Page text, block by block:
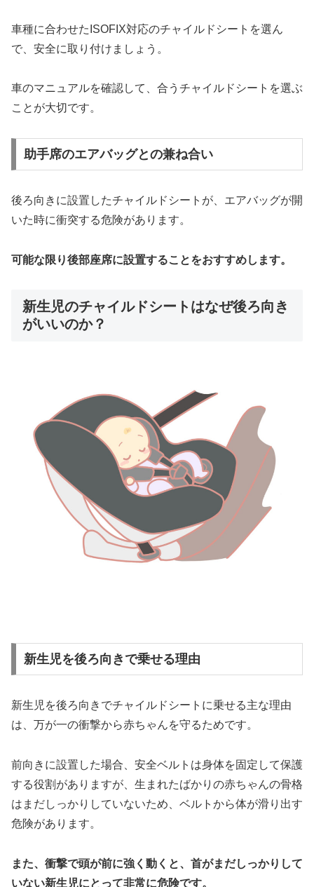
車種に合わせたISOFIX対応のチャイルドシートを選ん
で、安全に取り付けましょう。
車のマニュアルを確認して、合うチャイルドシートを選ぶ
ことが大切です。
助手席のエアバッグとの兼ね合い
後ろ向きに設置したチャイルドシートが、エアバッグが開
いた時に衝突する危険があります。
可能な限り後部座席に設置することをおすすめします。
新生児のチャイルドシートはなぜ後ろ向き
がいいのか？
新生児を後ろ向きで乗せる理由
新生児を後ろ向きでチャイルドシートに乗せる主な理由
は、万が一の衝撃から赤ちゃんを守るためです。
前向きに設置した場合、安全ベルトは身体を固定して保護
する役割がありますが、生まれたばかりの赤ちゃんの骨格
はまだしっかりしていないため、ベルトから体が滑り出す
危険があります。
また、衝撃で頭が前に強く動くと、首がまだしっかりして
いない新生児にとって非常に危険です。